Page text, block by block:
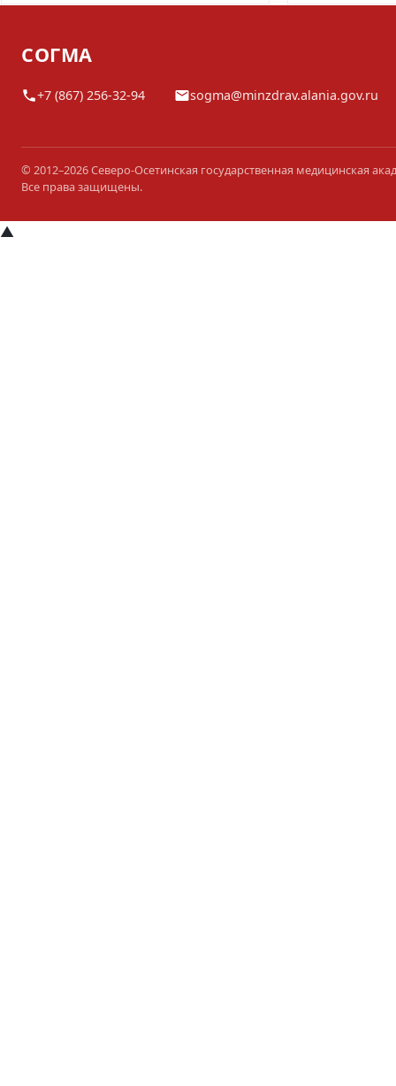
СОГМА
+7 (867) 256-32-94 sogma@minzdrav.alania.gov.ru
© 2012–2026 Северо-Осетинская государственная медицинская
Все права защищены.
▲